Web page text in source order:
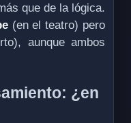
que de la lógica.
(en el teatro) pero
aunque ambos
¿en